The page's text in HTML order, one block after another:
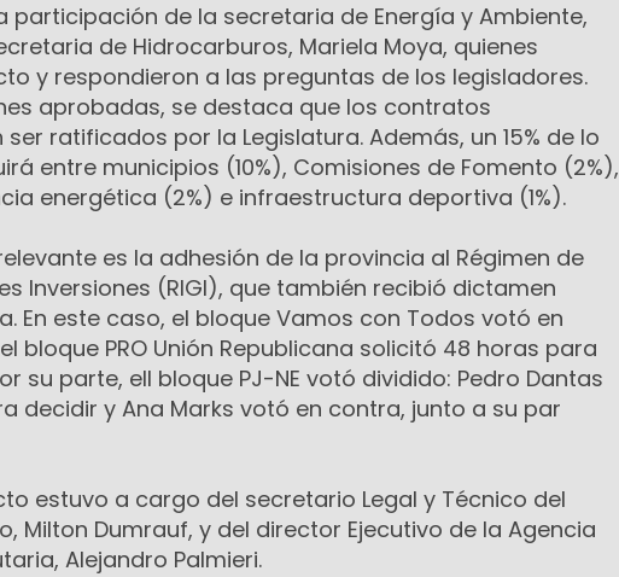
participación de la secretaria de Energía y Ambiente,
de Hidrocarburos, Mariela Moya, quienes
y respondieron a las preguntas de los legisladores.
aprobadas, se destaca que los contratos
ratificados por la Legislatura. Además, un 15% de lo
entre municipios (10%), Comisiones de Fomento (2%),
energética (2%) e infraestructura deportiva (1%).
es la adhesión de la provincia al Régimen de
Inversiones (RIGI), que también recibió dictamen
En este caso, el bloque Vamos con Todos votó en
bloque PRO Unión Republicana solicitó 48 horas para
su parte, ell bloque PJ-NE votó dividido: Pedro Dantas
decidir y Ana Marks votó en contra, junto a su par
estuvo a cargo del secretario Legal y Técnico del
Milton Dumrauf, y del director Ejecutivo de la Agencia
Alejandro Palmieri.